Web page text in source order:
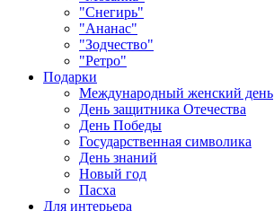
"Снегирь"
"Ананас"
"Зодчество"
"Ретро"
Подарки
Международный женский день
День защитника Отечества
День Победы
Государственная символика
День знаний
Новый год
Пасха
Для интерьера